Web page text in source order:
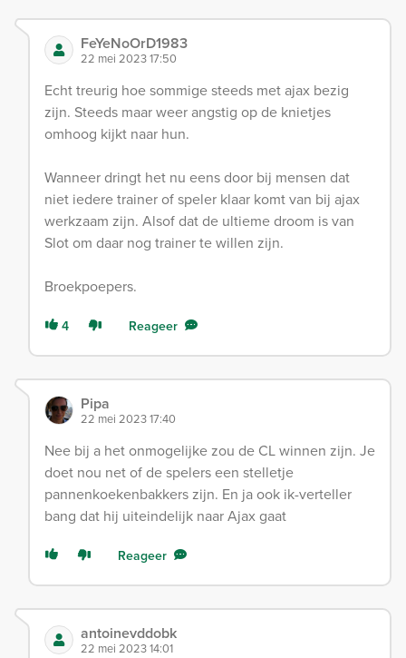
FeYeNoOrD1983
22 mei 2023 17:50
Echt treurig hoe sommige steeds met ajax bezig
zijn. Steeds maar weer angstig op de knietjes
omhoog kijkt naar hun.
Wanneer dringt het nu eens door bij mensen dat
niet iedere trainer of speler klaar komt van bij ajax
werkzaam zijn. Alsof dat de ultieme droom is van
Slot om daar nog trainer te willen zijn.
Broekpoepers.
4 Reageer
Pipa
22 mei 2023 17:40
Nee bij a het onmogelijke zou de CL winnen zijn. Je
doet nou net of de spelers een stelletje
pannenkoekenbakkers zijn. En ja ook ik-verteller
bang dat hij uiteindelijk naar Ajax gaat
Reageer
antoinevddobk
22 mei 2023 14:01